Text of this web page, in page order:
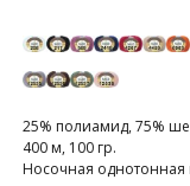
25% полиамид, 75%
400 м, 100 гр.
Носочная однотонная